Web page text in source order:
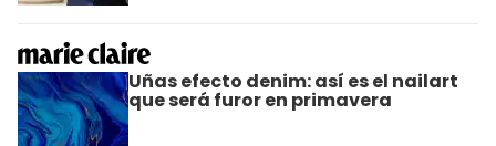
Uñas efecto denim: así es el nailart
que será furor en primavera